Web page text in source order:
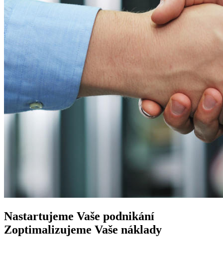
Nastartujeme Vaše podnikání
Zoptimalizujeme Vaše náklady